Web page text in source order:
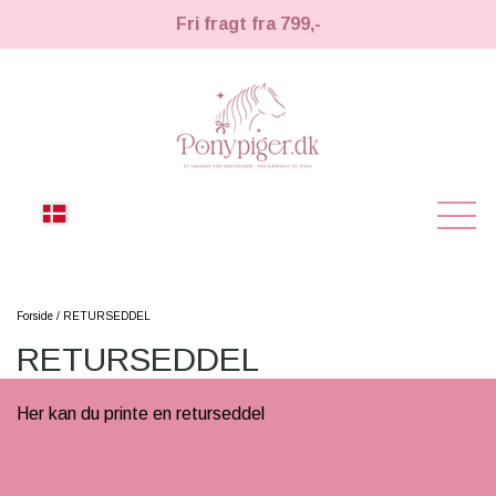
Fri fragt fra 799,-
KÆPHESTE
LEMIEUX TOY PONY
Forside RETURSEDDEL
RETURSEDDEL
Her kan du printe en returseddel